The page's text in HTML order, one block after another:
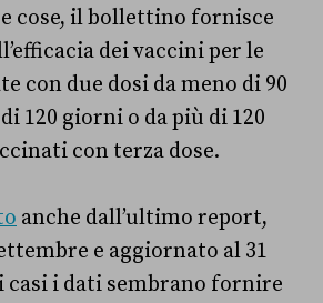
cose, il bollettino fornisce
dei vaccini per le
con due dosi da meno di 90
120 giorni o da più di 120
con terza dose.
anche dall’ultimo report,
e aggiornato al 31
casi i dati sembrano fornire